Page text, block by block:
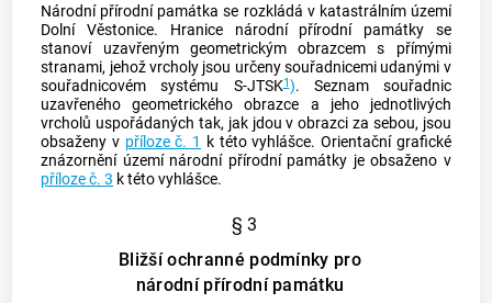
Národní přírodní památka se rozkládá v katastrálním území
Dolní Věstonice. Hranice národní přírodní památky se
stanoví uzavřeným geometrickým obrazcem s přímými
stranami, jehož vrcholy jsou určeny souřadnicemi udanými v
souřadnicovém systému S-JTSK1). Seznam souřadnic
uzavřeného geometrického obrazce a jeho jednotlivých
vrcholů uspořádaných tak, jak jdou v obrazci za sebou, jsou
obsaženy v příloze č. 1 k této vyhlášce. Orientační grafické
znázornění území národní přírodní památky je obsaženo v
příloze č. 3 k této vyhlášce.
§ 3
Bližší ochranné podmínky pro
národní přírodní památku